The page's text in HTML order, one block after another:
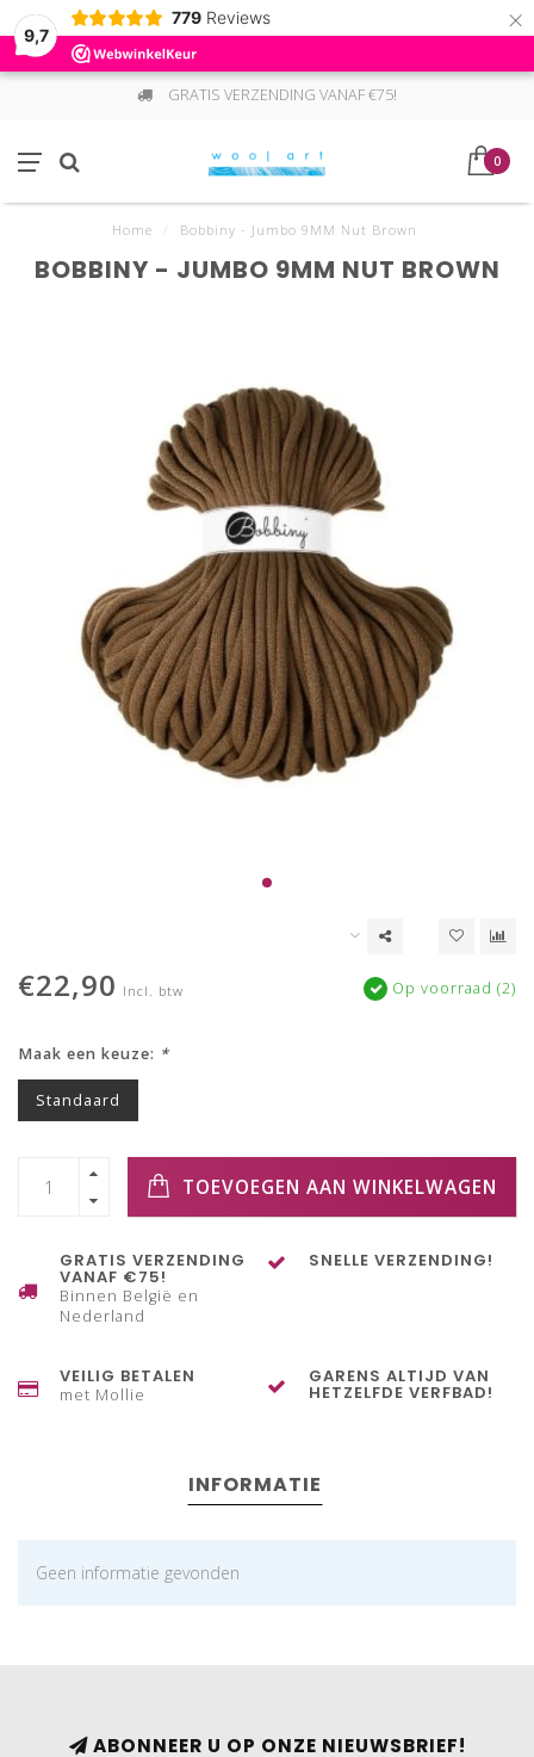
9,7
779 Reviews ×
GRATIS VERZENDING VANAF €75!
0
Home Bobbiny - Jumbo 9MM Nut Brown
BOBBINY - JUMBO 9MM NUT BROWN
€22,90 Incl. btw Op voorraad (2)
Maak een keuze: *
Standaard
TOEVOEGEN AAN WINKELWAGEN
GRATIS VERZENDING
VANAF €75!
Binnen België en
Nederland
SNELLE VERZENDING!
VEILIG BETALEN
met Mollie
GARENS ALTIJD VAN
HETZELFDE VERFBAD!
INFORMATIE
Geen informatie gevonden
ABONNEER U OP ONZE NIEUWSBRIEF!